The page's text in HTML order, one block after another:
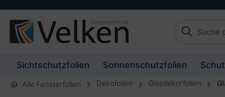
springen Zur Beschreibung springen
Sichtschutzfolien Sonnenschutzfolien
Alle Fensterfolien Dekofolien Glasdekorfolien